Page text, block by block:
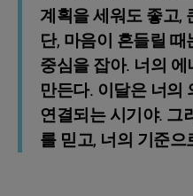
계획을 세워도 좋고,
단, 마음이 흔들릴
중심을 잡아. 너의
만든다. 이달은 너의
연결되는 시기야. 그
를 믿고, 너의 기준